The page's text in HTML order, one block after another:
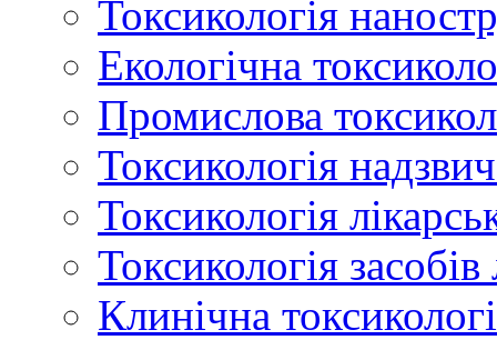
Токсикологія
Екологічна
Промислова
Токсикологія
Токсикологія
Токсикологія
Клинічна